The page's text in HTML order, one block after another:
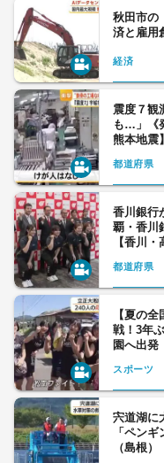
秋田市の
済と雇用
経済
震度７観
も…」《
熊本地震】
都道府県
香川銀行
覇・香川
【香川・
都道府県
【夏の
戦！3年
園へ出発
スポーツ
宍道湖に
「ペン
（島根）